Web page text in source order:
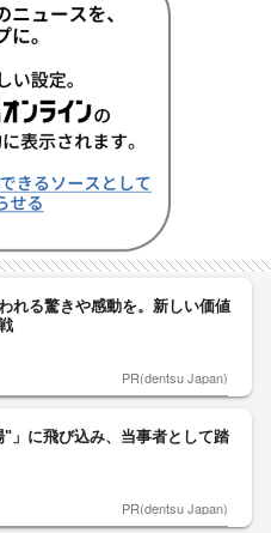
れる驚きや感動を。新しい価値
PR(dentsu Japan)
」に飛び込み、当事者として踏
PR(dentsu Japan)